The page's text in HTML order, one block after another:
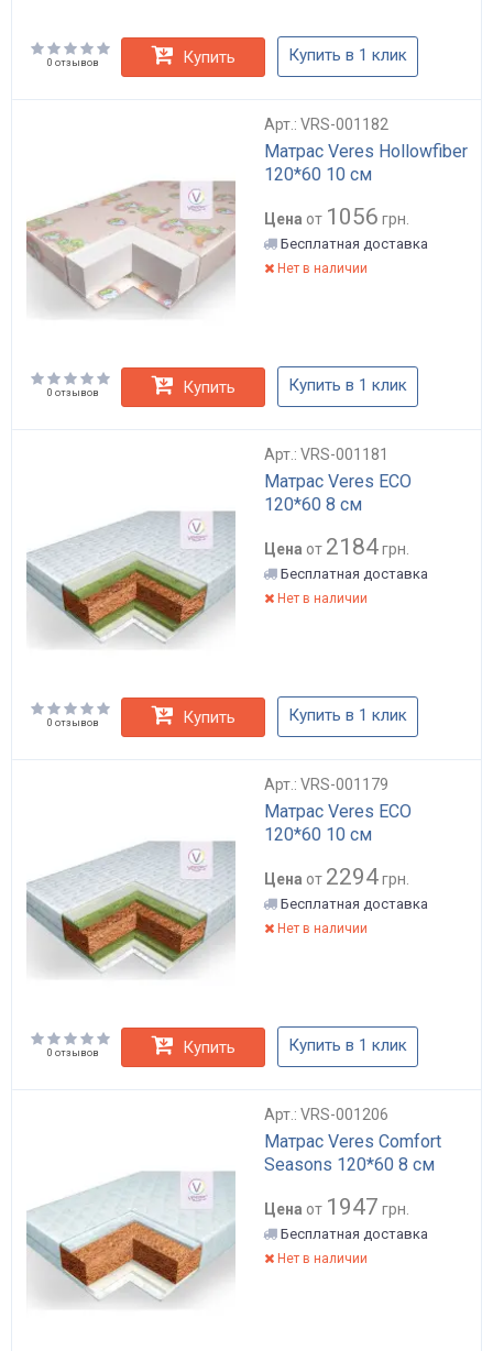
0 отзывов Купить Купить в 1 клик
Арт.: VRS-001182
Матрас Veres Hollowfiber
120*60 10 см
Цена от 1056 грн.
Бесплатная доставка
Нет в наличии
0 отзывов Купить Купить в 1 клик
Арт.: VRS-001181
Матрас Veres ECO
120*60 8 см
Цена от 2184грн.
Бесплатная доставка
Нет в наличии
0 отзывов Купить Купить в 1 клик
Арт.: VRS-001179
Матрас Veres ECO
120*60 10 см
Цена от 2294грн.
Бесплатная доставка
Нет в наличии
0 отзывов Купить Купить в 1 клик
Арт.: VRS-001206
Матрас Veres Comfort
Seasons 120*60 8 см
Цена от 1947 грн.
Бесплатная доставка
Нет в наличии